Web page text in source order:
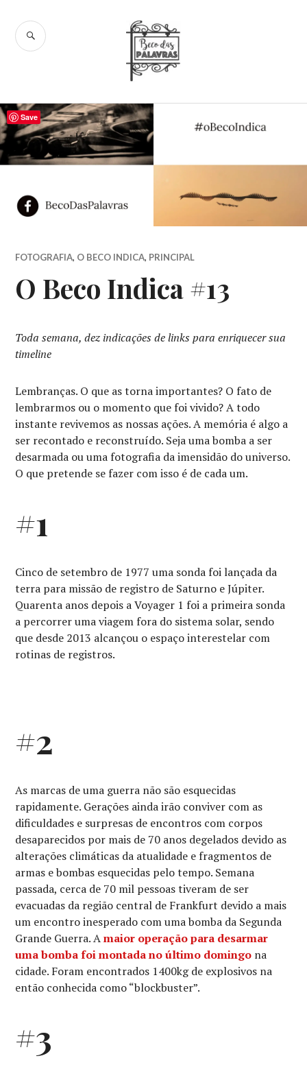
content
Beco das
Palavras
SEARCH
FOTOGRAFIA, O BECO INDICA, PRINCIPAL
O Beco Indica #13
Toda semana, dez indicações de links para enriquecer sua
timeline
Lembranças. O que as torna importantes? O fato de
lembrarmos ou o momento que foi vivido? A todo
instante revivemos as nossas ações. A memória é algo a
ser recontado e reconstruído. Seja uma bomba a ser
desarmada ou uma fotografia da imensidão do universo.
O que pretende se fazer com isso é de cada um.
#1
Cinco de setembro de 1977 uma sonda foi lançada da
terra para missão de registro de Saturno e Júpiter.
Quarenta anos depois a Voyager 1 foi a primeira sonda
a percorrer uma viagem fora do sistema solar, sendo
que desde 2013 alcançou o espaço interestelar com
rotinas de registros.
#2
As marcas de uma guerra não são esquecidas
rapidamente. Gerações ainda irão conviver com as
dificuldades e surpresas de encontros com corpos
desaparecidos por mais de 70 anos degelados devido as
alterações climáticas da atualidade e fragmentos de
armas e bombas esquecidas pelo tempo. Semana
passada, cerca de 70 mil pessoas tiveram de ser
evacuadas da região central de Frankfurt devido a mais
um encontro inesperado com uma bomba da Segunda
Grande Guerra. Amaior operação para desarmar
uma bomba foi montada no último domingo na
cidade. Foram encontrados 1400kg de explosivos na
então conhecida como “blockbuster”.
#3
Save